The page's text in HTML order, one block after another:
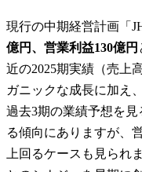
現行の中期経営計画「
億円、営業利益130億円
近の2025期実績（売上
ガニックな成長に加え
過去3期の業績予想を
る傾向にありますが、
上回るケースも見られ